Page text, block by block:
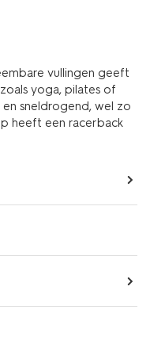
vullingen geeft
yoga, pilates of
sneldrogend, wel zo
heeft een racerback